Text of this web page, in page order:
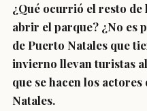
¿Qué ocurrió el resto de
abrir el parque? ¿No es
de Puerto Natales que
invierno llevan turistas
que se hacen los
Natales.